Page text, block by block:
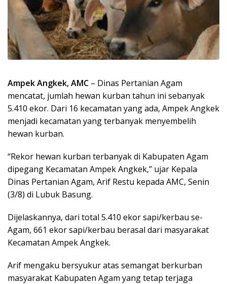
Ampek Angkek, AMC – Dinas Pertanian Agam
mencatat, jumlah hewan kurban tahun ini sebanyak
5.410 ekor. Dari 16 kecamatan yang ada, Ampek Angkek
menjadi kecamatan yang terbanyak menyembelih
hewan kurban.
“Rekor hewan kurban terbanyak di Kabupaten Agam
dipegang Kecamatan Ampek Angkek,” ujar Kepala
Dinas Pertanian Agam, Arif Restu kepada AMC, Senin
(3/8) di Lubuk Basung.
Dijelaskannya, dari total 5.410 ekor sapi/kerbau se-
Agam, 661 ekor sapi/kerbau berasal dari masyarakat
Kecamatan Ampek Angkek.
Arif mengaku bersyukur atas semangat berkurban
masyarakat Kabupaten Agam yang tetap terjaga